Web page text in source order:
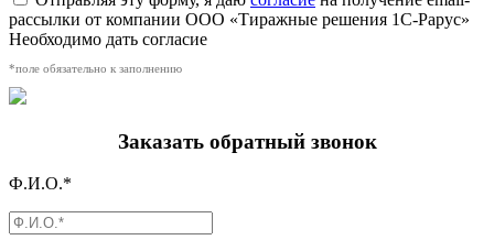
рассылки от компании ООО «Тиражные решения 1С-Рарус»
Необходимо дать согласие
*поле обязательно к заполнению
Заказать обратный звонок
Ф.И.О.*